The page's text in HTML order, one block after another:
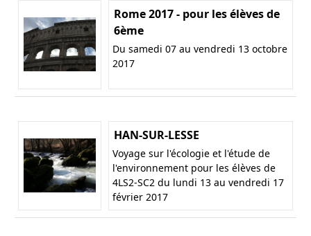
Rome 2017 - pour les élèves de
6ème
Du samedi 07 au vendredi 13 octobre
2017
HAN-SUR-LESSE
Voyage sur l'écologie et l'étude de
l'environnement pour les élèves de
4LS2-SC2 du lundi 13 au vendredi 17
février 2017